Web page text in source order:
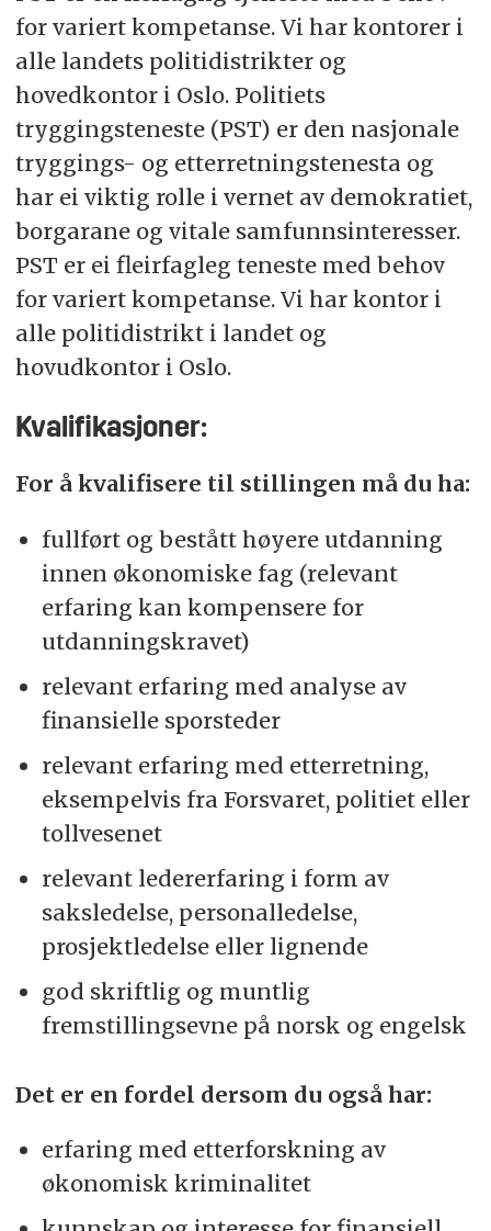
for variert kompetanse. Vi har kontorer i
alle landets politidistrikter og
hovedkontor i Oslo. Politiets
tryggingsteneste (PST) er den nasjonale
tryggings- og etterretningstenesta og
har ei viktig rolle i vernet av demokratiet,
borgarane og vitale samfunnsinteresser.
PST er ei fleirfagleg teneste med behov
for variert kompetanse. Vi har kontor i
alle politidistrikt i landet og
hovudkontor i Oslo.
Kvalifikasjoner:
For å kvalifisere til stillingen må du ha:
fullført og bestått høyere utdanning
innen økonomiske fag (relevant
erfaring kan kompensere for
utdanningskravet)
relevant erfaring med analyse av
finansielle sporsteder
relevant erfaring med etterretning,
eksempelvis fra Forsvaret, politiet eller
tollvesenet
relevant ledererfaring i form av
saksledelse, personalledelse,
prosjektledelse eller lignende
god skriftlig og muntlig
fremstillingsevne på norsk og engelsk
Det er en fordel dersom du også har:
erfaring med etterforskning av
økonomisk kriminalitet